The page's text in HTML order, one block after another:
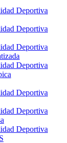
Deportiva
Deportiva
Deportiva
Deportiva
Deportiva
Deportiva
Deportiva